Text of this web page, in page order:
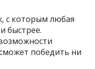
с которым любая
быстрее.
победить ни